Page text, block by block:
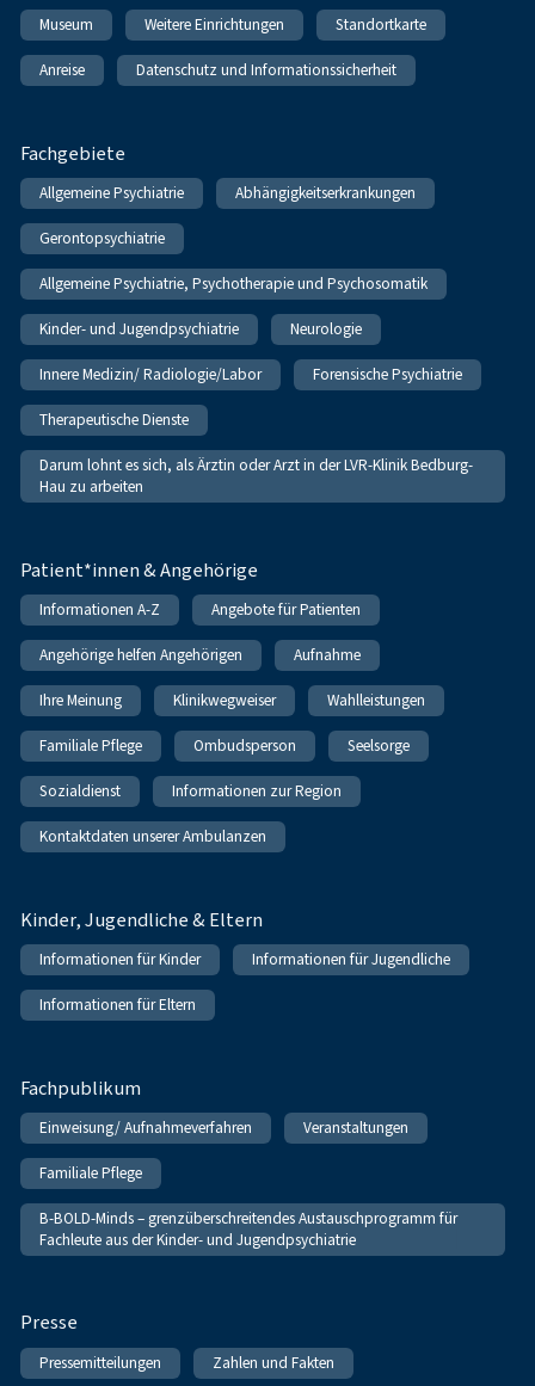
Museum Weitere Einrichtungen Standortkarte
Anreise Datenschutz und Informationssicherheit
Fachgebiete
Allgemeine Psychiatrie Abhängigkeitserkrankungen
Gerontopsychiatrie
Allgemeine Psychiatrie, Psychotherapie und Psychosomatik
Kinder- und Jugendpsychiatrie Neurologie
Innere Medizin/ Radiologie/Labor Forensische Psychiatrie
Therapeutische Dienste
Darum lohnt es sich, als Ärztin oder Arzt in der LVR-Klinik Bedburg-
Hau zu arbeiten
Patient*innen & Angehörige
Informationen A-Z Angebote für Patienten
Angehörige helfen Angehörigen Aufnahme
Ihre Meinung Klinikwegweiser Wahlleistungen
Familiale Pflege Ombudsperson Seelsorge
Sozialdienst Informationen zur Region
Kontaktdaten unserer Ambulanzen
Kinder, Jugendliche & Eltern
Informationen für Kinder Informationen für Jugendliche
Informationen für Eltern
Fachpublikum
Einweisung/ Aufnahmeverfahren Veranstaltungen
Familiale Pflege
B-BOLD-Minds – grenzüberschreitendes Austauschprogramm für
Fachleute aus der Kinder- und Jugendpsychiatrie
Presse
Pressemitteilungen Zahlen und Fakten